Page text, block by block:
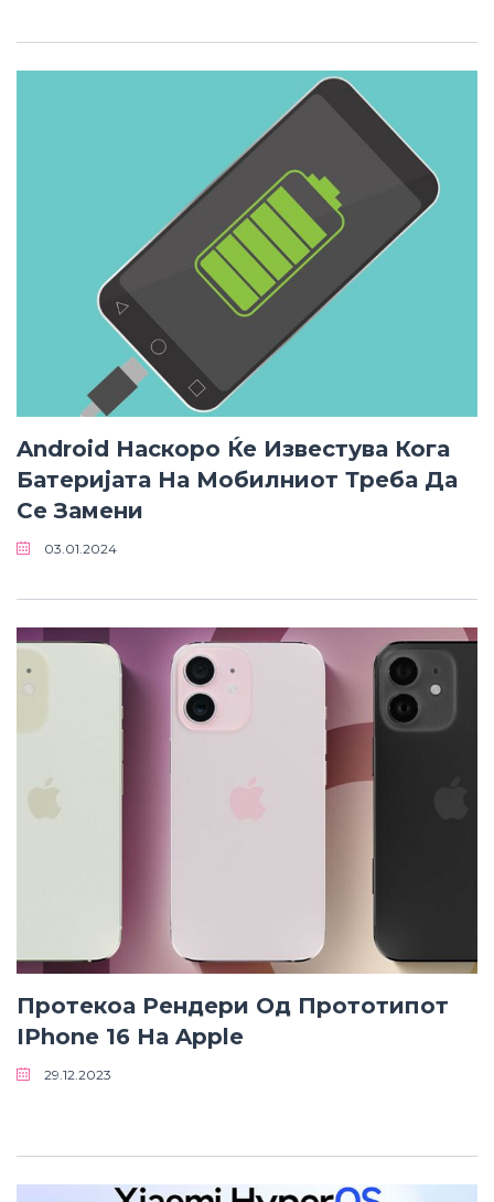
Android Наскоро Ќе Известува Кога
Батеријата На Мобилниот Треба Да
Се Замени
03.01.2024
Протекоа Рендери Од Прототипот
IPhone 16 На Apple
29.12.2023